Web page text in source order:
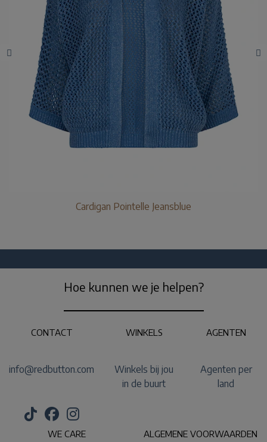
Cardigan Pointelle Jeansblue
Hoe kunnen we je helpen?
CONTACT
info@redbutton.com
WINKELS
Winkels bij jou
in de buurt
AGENTEN
Agenten per
land
WE CARE ALGEMENE VOORWAARDEN